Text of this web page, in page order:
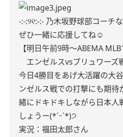
-:-:୨୧:-:- 乃木坂野球部コーチ
ぜひ一緒に応援してね☺︎
【明日午前9時〜ABEMA
エンゼルスvsブリュワーズ
今日4勝目をあげ大活躍の大
ンゼルス戦での打撃にも期
緒にドキドキしながら日本人
しょうー(*ˊᵕˋ*)੭
実況：福田太郎さん